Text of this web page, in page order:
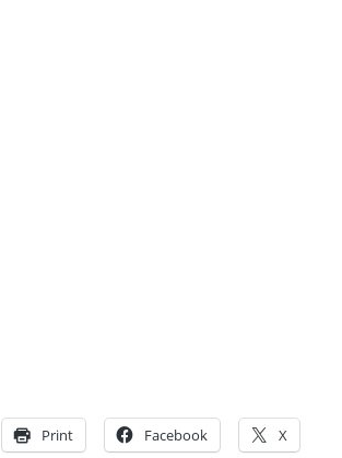
Print Facebook X